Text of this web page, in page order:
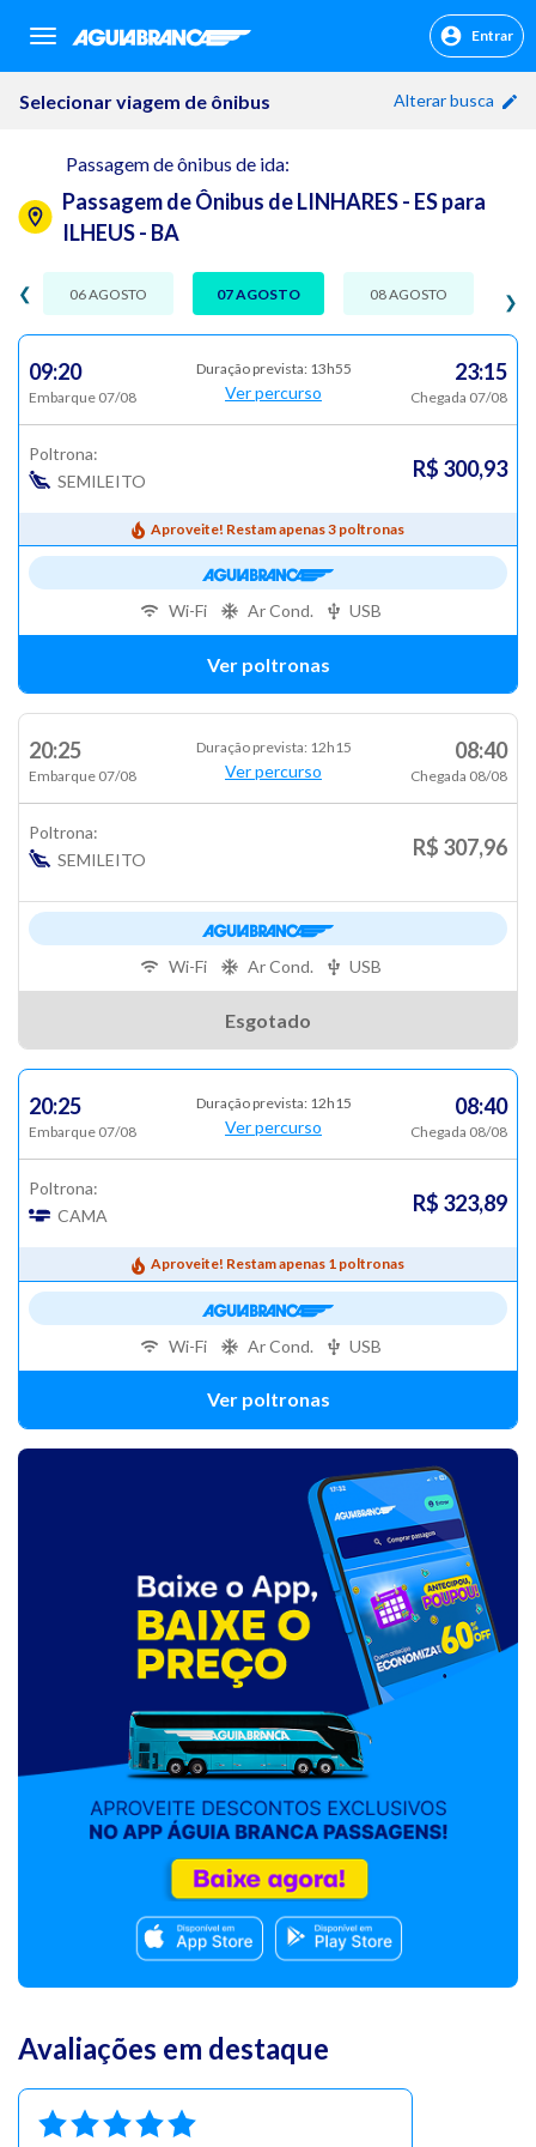
sr.header.toggle.navigation Entrar
Selecionar viagem de ônibus Alterar busca
Passagem de ônibus de ida:
Passagem de Ônibus de LINHARES - ES para
ILHEUS - BA
❯
❮ 06 AGOSTO 07 AGOSTO 08 AGOSTO
09:20
Embarque 07/08
Duração prevista: 13h55
Ver percurso
23:15
Chegada 07/08
Poltrona:
SEMILEITO
R$ 300,93
Aproveite! Restam apenas 3 poltronas
Ver poltronas
Wi-Fi Ar Cond. USB
20:25
Embarque 07/08
Duração prevista: 12h15
Ver percurso
08:40
Chegada 08/08
Poltrona:
SEMILEITO
R$ 307,96
Esgotado
Wi-Fi Ar Cond. USB
20:25
Embarque 07/08
Duração prevista: 12h15
Ver percurso
08:40
Chegada 08/08
Poltrona:
CAMA
R$ 323,89
Aproveite! Restam apenas 1 poltronas
Ver poltronas
Wi-Fi Ar Cond. USB
Avaliações em destaque